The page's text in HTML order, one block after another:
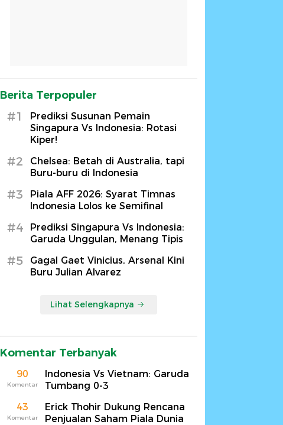
Berita Terpopuler
#1
Prediksi Susunan Pemain
Singapura Vs Indonesia: Rotasi
Kiper!
#2
Chelsea: Betah di Australia, tapi
Buru-buru di Indonesia
#3
Piala AFF 2026: Syarat Timnas
Indonesia Lolos ke Semifinal
#4
Prediksi Singapura Vs Indonesia:
Garuda Unggulan, Menang Tipis
#5
Gagal Gaet Vinicius, Arsenal Kini
Buru Julian Alvarez
Lihat Selengkapnya
Komentar Terbanyak
90
Komentar
Indonesia Vs Vietnam: Garuda
Tumbang 0-3
43
Komentar
Erick Thohir Dukung Rencana
Penjualan Saham Piala Dunia